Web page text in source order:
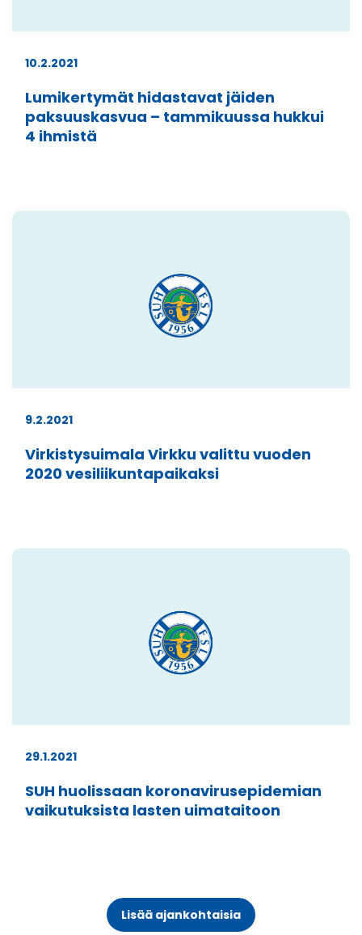
10.2.2021
Lumikertymät hidastavat jäiden
paksuuskasvua – tammikuussa hukkui
4 ihmistä
9.2.2021
Virkistysuimala Virkku valittu vuoden
2020 vesiliikuntapaikaksi
29.1.2021
SUH huolissaan koronavirusepidemian
vaikutuksista lasten uimataitoon
Lisää ajankohtaisia